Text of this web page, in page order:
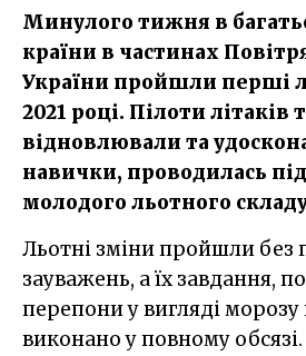
Минулого тижня в
країни в частинах
України пройшли перші
2021 році. Пілоти літаків
відновлювали та
навички, проводилась
молодого льотного
Льотні зміни пройшли без подій та
зауважень, а їх завдання,
перепони у вигляді морозу
виконано у повному обсязі.